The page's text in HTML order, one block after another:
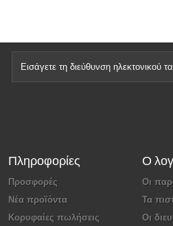
Πληροφορίες
Προσφορές
Νέα προϊόντα
Κορυφαίες πωλήσεις
Ο
Οι
Τα
Οι